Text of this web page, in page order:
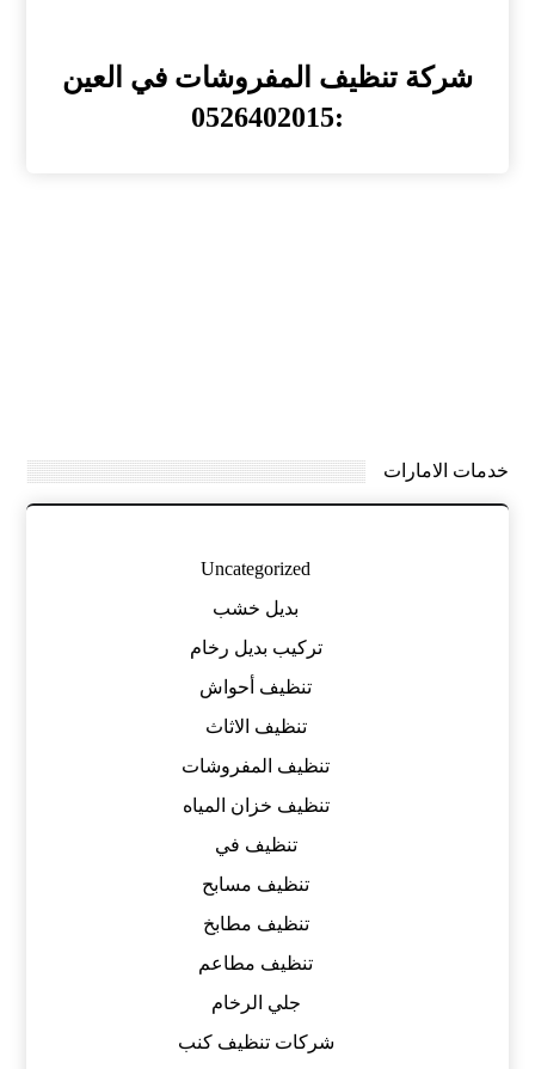
شركة تنظيف المفروشات في العين
:0526402015
خدمات الامارات
Uncategorized
بديل خشب
تركيب بديل رخام
تنظيف أحواش
تنظيف الاثاث
تنظيف المفروشات
تنظيف خزان المياه
تنظيف في
تنظيف مسابح
تنظيف مطابخ
تنظيف مطاعم
جلي الرخام
شركات تنظيف كنب